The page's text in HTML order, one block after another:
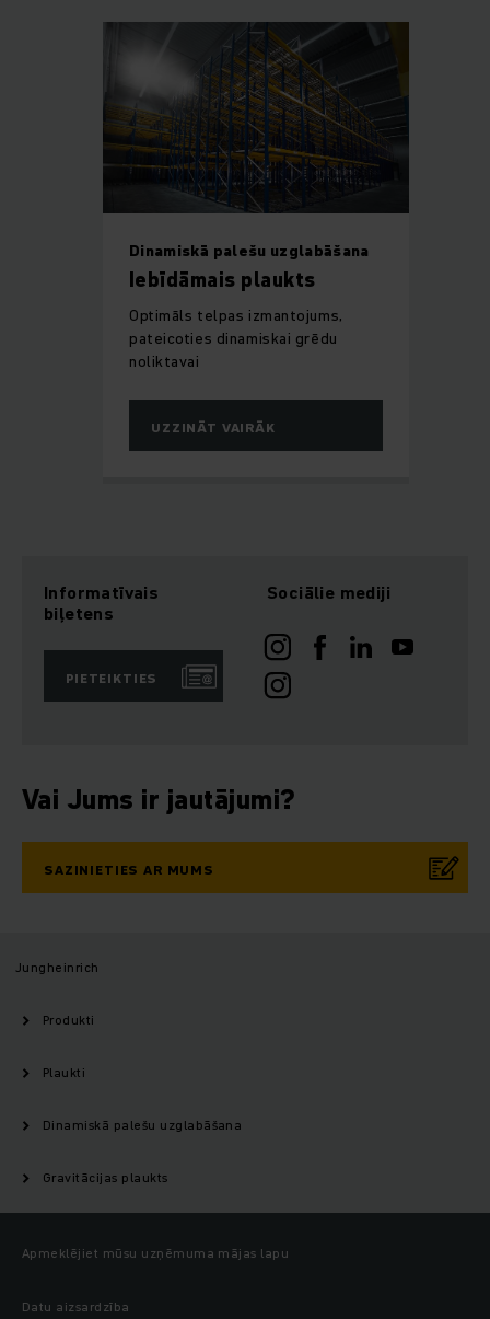
Dinamiskā palešu uzglabāšana
Iebīdāmais plaukts
Optimāls telpas izmantojums,
pateicoties dinamiskai grēdu
noliktavai
UZZINĀT VAIRĀK
Informatīvais
biļetens
PIETEIKTIES
Sociālie mediji
Vai Jums ir jautājumi?
SAZINIETIES AR MUMS
Jungheinrich
Produkti
Plaukti
Dinamiskā palešu uzglabāšana
Gravitācijas plaukts
Apmeklējiet mūsu uzņēmuma mājas lapu
Datu aizsardzība